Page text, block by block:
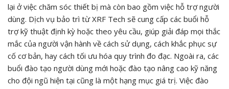
lại ở việc chăm sóc thiết bị mà còn bao gồm việc hỗ trợ người
dùng. Dịch vụ bảo trì từ XRF Tech sẽ cung cấp các buổi hỗ
trợ kỹ thuật định kỳ hoặc theo yêu cầu, giúp giải đáp mọi thắc
mắc của người vận hành về cách sử dụng, cách khắc phục sự
cố cơ bản, hay cách tối ưu hóa quy trình đo đạc. Ngoài ra, các
buổi đào tạo người dùng mới hoặc đào tạo nâng cao kỹ năng
cho đội ngũ hiện tại cũng là một hạng mục giá trị. Việc đào